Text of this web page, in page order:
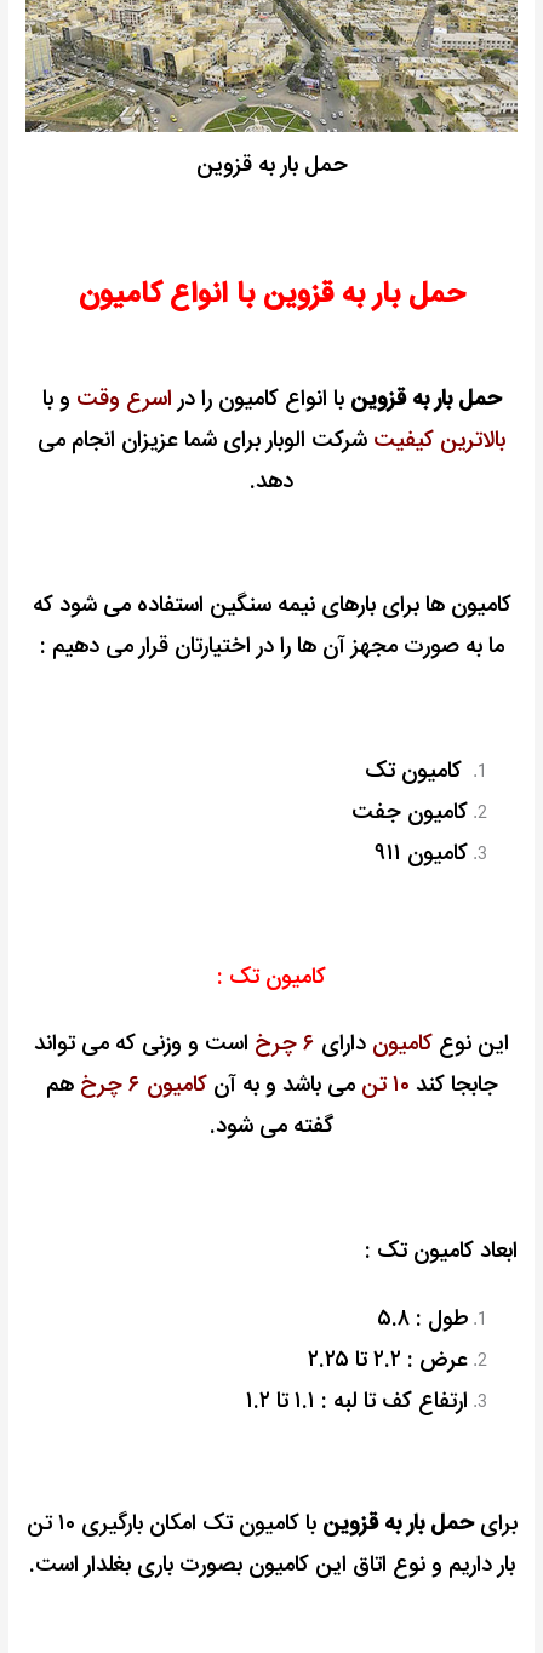
حمل بار به قزوین
حمل بار به قزوین با انواع کامیون
حمل بار به قزوینبا انواع کامیون را دراسرع وقت و با
بالاترین کیفیت شرکت الوبار برای شما عزیزان انجام می
دهد.
کامیون ها برای بارهای نیمه سنگین استفاده می شود که
ما به صورت مجهز آن ها را در اختیارتان قرار می دهیم :
کامیون تک
کامیون جفت
کامیون ۹۱۱
کامیون تک :
این نوع کامیون دارای ۶ چرخ
است و وزنی که می تواند
جابجا کند ۱۰ تن می باشد و به آنکامیون ۶ چرخ
هم
گفته می شود.
ابعاد کامیون تک :
طول : ۵.۸
عرض : ۲.۲ تا ۲.۲۵
ارتفاع کف تا لبه : ۱.۱ تا ۱.۲
برایحمل بار به قزوین
با کامیون تک امکان بارگیری ۱۰ تن
بار داریم و نوع اتاق این کامیون بصورت باری بغلدار است.